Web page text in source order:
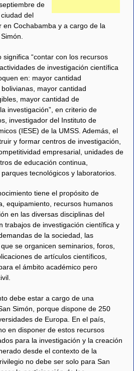
de
del
Cochabamba y a cargo de la
“contar con los recursos
de investigación científica
en: mayor cantidad
mayor cantidad
mayor cantidad de
investigación”, en criterio de
investigador del Instituto de
(IESE) de la UMSS. Además, el
y formar centros de investigación,
empresarial, unidades de
de educación continua,
tecnológicos y laboratorios.
tiene el propósito de
equipamiento, recursos humanos
en las diversas disciplinas del
trabajos de investigación científica y
de la sociedad, las
se organicen seminarios, foros,
de artículos científicos,
el ámbito académico pero
debe estar a cargo de una
Simón, porque dispone de 250
de Europa. En el país,
en disponer de estos recursos
para la investigación y la creación
desde el contexto de la
no debe ser solo para San